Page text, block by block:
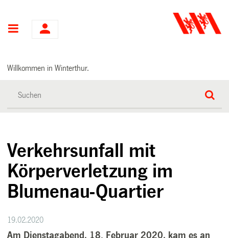
Hauptnavigation
Willkommen in Winterthur.
Verkehrsunfall mit
Körperverletzung im
Blumenau-Quartier
19.02.2020
Am Dienstagabend, 18. Februar 2020, kam es an